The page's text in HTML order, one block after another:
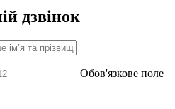
дзвінок
Обов'язкове поле